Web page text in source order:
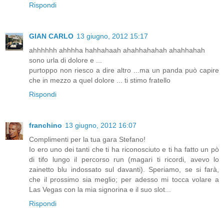
Rispondi
GIAN CARLO 13 giugno, 2012 15:17
ahhhhhh ahhhha hahhahaah ahahhahahah ahahhahah
sono urla di dolore e ...
purtoppo non riesco a dire altro ...ma un panda può capire
che in mezzo a quel dolore ... ti stimo fratello
Rispondi
franchino 13 giugno, 2012 16:07
Complimenti per la tua gara Stefano!
Io ero uno dei tanti che ti ha riconosciuto e ti ha fatto un pò
di tifo lungo il percorso run (magari ti ricordi, avevo lo
zainetto blu indossato sul davanti). Speriamo, se si farà,
che il prossimo sia meglio; per adesso mi tocca volare a
Las Vegas con la mia signorina e il suo slot...
Rispondi